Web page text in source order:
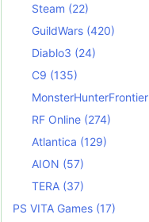
Steam (22)
GuildWars (420)
Diablo3 (24)
C9 (135)
MonsterHunterFrontier
RF Online (274)
Atlantica (129)
AION (57)
TERA (37)
PS VITA Games (17)